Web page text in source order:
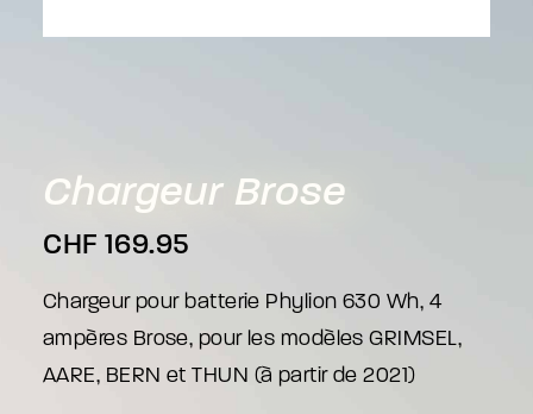
Chargeur Brose
CHF 169.95
Chargeur pour batterie Phylion 630 Wh, 4
ampères Brose, pour les modèles GRIMSEL,
AARE, BERN et THUN (à partir de 2021)